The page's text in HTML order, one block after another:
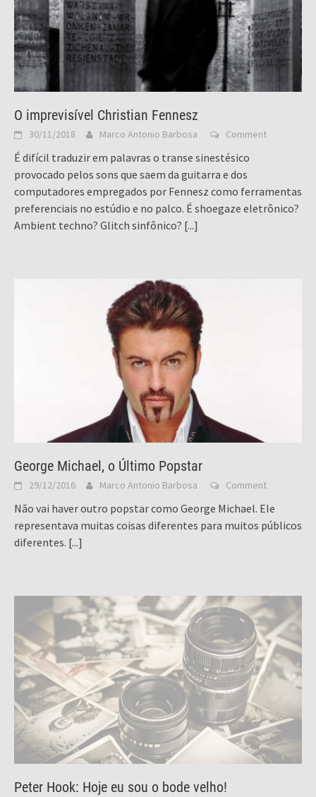
O imprevisível Christian Fennesz
30/11/2018 Marco Antonio Barbosa Comment
É difícil traduzir em palavras o transe sinestésico
provocado pelos sons que saem da guitarra e dos
computadores empregados por Fennesz como ferramentas
preferenciais no estúdio e no palco. É shoegaze eletrônico?
Ambient techno? Glitch sinfônico? [...]
George Michael, o Último Popstar
29/12/2016 Marco Antonio Barbosa Comment
Não vai haver outro popstar como George Michael. Ele
representava muitas coisas diferentes para muitos públicos
diferentes. [...]
Peter Hook: Hoje eu sou o bode velho!